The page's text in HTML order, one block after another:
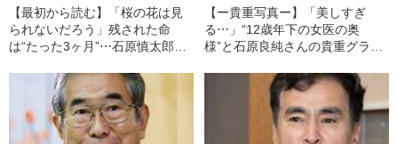
【最初から読む】「桜の花は見
られないだろう」残された命
は“たった3ヶ月”⋯石原慎太郎が
【ー貴重写真ー】「美しすぎ
る⋯」“12歳年下の女医の奥
様”と石原良純さんの貴重グラビ